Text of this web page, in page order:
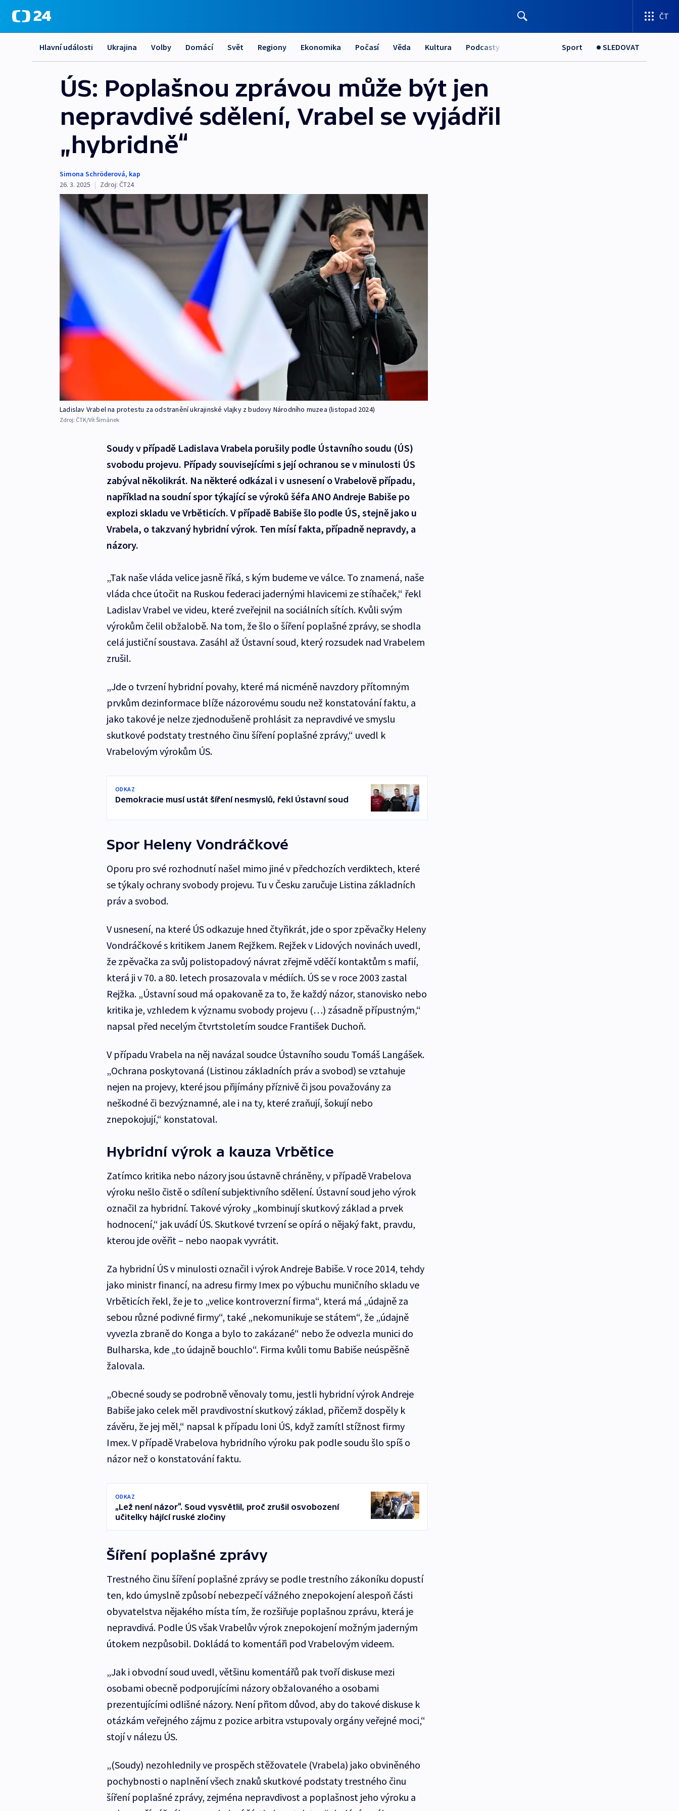
ČT
Hlavní události Ukrajina Volby Domácí Svět Regiony Ekonomika Počasí Věda Kultura Podcasty Sport SLEDOVAT
ÚS: Poplašnou zprávou může být jen
nepravdivé sdělení, Vrabel se vyjádřil
„hybridně“
Simona Schröderová, kap
26. 3. 2025 | Zdroj: ČT24
Ladislav Vrabel na protestu za odstranění ukrajinské vlajky z budovy Národního muzea (listopad 2024)
Zdroj: ČTK/Vít Šimánek
Soudy v případě Ladislava Vrabela porušily podle Ústavního soudu (ÚS)
svobodu projevu. Případy souvisejícími s její ochranou se v minulosti ÚS
zabýval několikrát. Na některé odkázal i v usnesení o Vrabelově případu,
například na soudní spor týkající se výroků šéfa ANO Andreje Babiše po
explozi skladu ve Vrběticích. V případě Babiše šlo podle ÚS, stejně jako u
Vrabela, o takzvaný hybridní výrok. Ten mísí fakta, případně nepravdy, a
názory.
„Tak naše vláda velice jasně říká, s kým budeme ve válce. To znamená, naše
vláda chce útočit na Ruskou federaci jadernými hlavicemi ze stíhaček,“ řekl
Ladislav Vrabel ve videu, které zveřejnil na sociálních sítích. Kvůli svým
výrokům čelil obžalobě. Na tom, že šlo o šíření poplašné zprávy, se shodla
celá justiční soustava. Zasáhl až Ústavní soud, který rozsudek nad Vrabelem
zrušil.
„Jde o tvrzení hybridní povahy, které má nicméně navzdory přítomným
prvkům dezinformace blíže názorovému soudu než konstatování faktu, a
jako takové je nelze zjednodušeně prohlásit za nepravdivé ve smyslu
skutkové podstaty trestného činu šíření poplašné zprávy,“ uvedl k
Vrabelovým výrokům ÚS.
ODKAZ
Demokracie musí ustát šíření nesmyslů, řekl Ústavní soud
Spor Heleny Vondráčkové
Oporu pro své rozhodnutí našel mimo jiné v předchozích verdiktech, které
se týkaly ochrany svobody projevu. Tu v Česku zaručuje Listina základních
práv a svobod.
V usnesení, na které ÚS odkazuje hned čtyřikrát, jde o spor zpěvačky Heleny
Vondráčkové s kritikem Janem Rejžkem. Rejžek v Lidových novinách uvedl,
že zpěvačka za svůj polistopadový návrat zřejmě vděčí kontaktům s mafií,
která ji v 70. a 80. letech prosazovala v médiích. ÚS se v roce 2003 zastal
Rejžka. „Ústavní soud má opakovaně za to, že každý názor, stanovisko nebo
kritika je, vzhledem k významu svobody projevu (…) zásadně přípustným,“
napsal před necelým čtvrtstoletím soudce František Duchoň.
V případu Vrabela na něj navázal soudce Ústavního soudu Tomáš Langášek.
„Ochrana poskytovaná (Listinou základních práv a svobod) se vztahuje
nejen na projevy, které jsou přijímány příznivě či jsou považovány za
neškodné či bezvýznamné, ale i na ty, které zraňují, šokují nebo
znepokojují,“ konstatoval.
Hybridní výrok a kauza Vrbětice
Zatímco kritika nebo názory jsou ústavně chráněny, v případě Vrabelova
výroku nešlo čistě o sdílení subjektivního sdělení. Ústavní soud jeho výrok
označil za hybridní. Takové výroky „kombinují skutkový základ a prvek
hodnocení,“ jak uvádí ÚS. Skutkové tvrzení se opírá o nějaký fakt, pravdu,
kterou jde ověřit – nebo naopak vyvrátit.
Za hybridní ÚS v minulosti označil i výrok Andreje Babiše. V roce 2014, tehdy
jako ministr financí, na adresu firmy Imex po výbuchu muničního skladu ve
Vrběticích řekl, že je to „velice kontroverzní firma“, která má „údajně za
sebou různé podivné firmy“, také „nekomunikuje se státem“, že „údajně
vyvezla zbraně do Konga a bylo to zakázané“ nebo že odvezla munici do
Bulharska, kde „to údajně bouchlo“. Firma kvůli tomu Babiše neúspěšně
žalovala.
„Obecné soudy se podrobně věnovaly tomu, jestli hybridní výrok Andreje
Babiše jako celek měl pravdivostní skutkový základ, přičemž dospěly k
závěru, že jej měl,“ napsal k případu loni ÚS, když zamítl stížnost firmy
Imex. V případě Vrabelova hybridního výroku pak podle soudu šlo spíš o
názor než o konstatování faktu.
ODKAZ
„Lež není názor“. Soud vysvětlil, proč zrušil osvobození
učitelky hájící ruské zločiny
Šíření poplašné zprávy
Trestného činu šíření poplašné zprávy se podle trestního zákoníku dopustí
ten, kdo úmyslně způsobí nebezpečí vážného znepokojení alespoň části
obyvatelstva nějakého místa tím, že rozšiřuje poplašnou zprávu, která je
nepravdivá. Podle ÚS však Vrabelův výrok znepokojení možným jaderným
útokem nezpůsobil. Dokládá to komentáři pod Vrabelovým videem.
„Jak i obvodní soud uvedl, většinu komentářů pak tvoří diskuse mezi
osobami obecně podporujícími názory obžalovaného a osobami
prezentujícími odlišné názory. Není přitom důvod, aby do takové diskuse k
otázkám veřejného zájmu z pozice arbitra vstupovaly orgány veřejné moci,“
stojí v nálezu ÚS.
„(Soudy) nezohlednily ve prospěch stěžovatele (Vrabela) jako obviněného
pochybnosti o naplnění všech znaků skutkové podstaty trestného činu
šíření poplašné zprávy, zejména nepravdivost a poplašnost jeho výroku a